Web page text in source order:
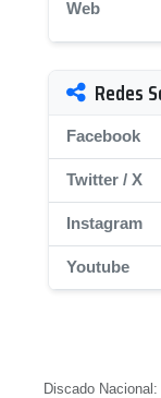
Web
Redes
Facebook
Twitter / X
Instagram
Youtube
Discado